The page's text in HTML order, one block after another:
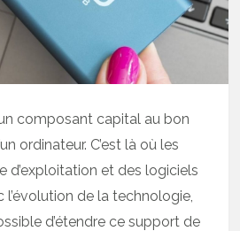
composant capital au bon
ordinateur. C’est là où les
d’exploitation et des logiciels
l’évolution de la technologie,
d’étendre ce support de